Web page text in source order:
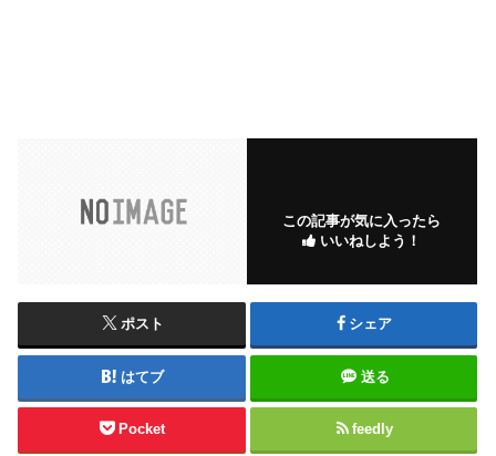
この記事が気に入ったら
いいねしよう！
ポスト シェア
はてブ 送る
Pocket feedly